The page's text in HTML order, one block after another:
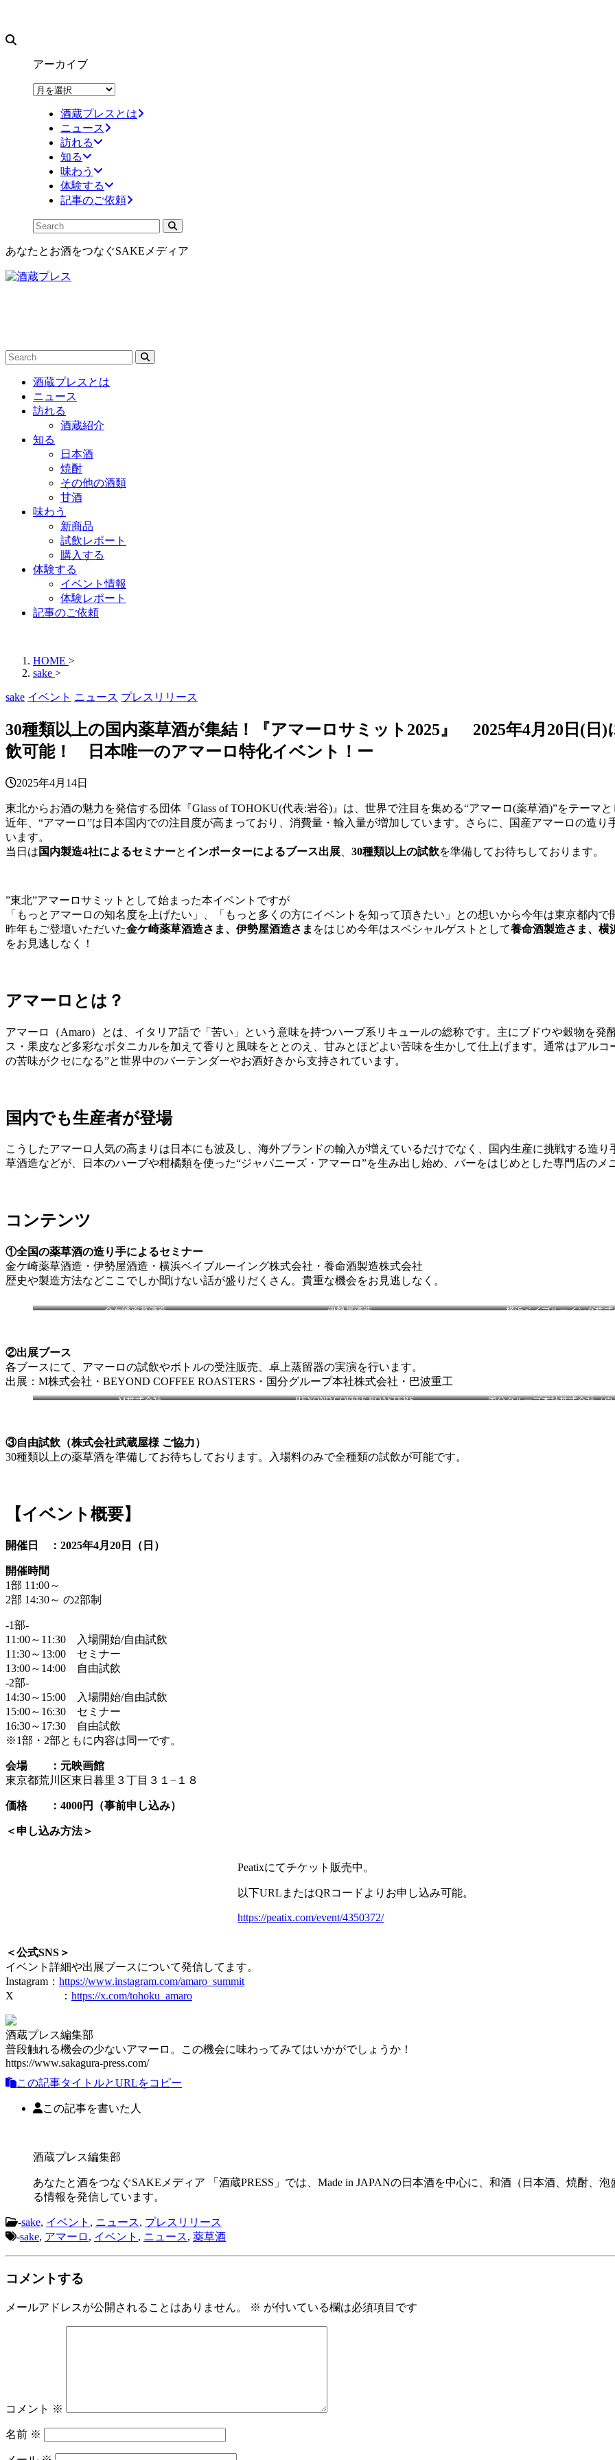
アーカイブ
ア
酒蔵プレスとは
ニュース
訪れる
知る
味わう
体験する
記事のご依頼
あなたとお酒をつなぐSAKEメディア
酒蔵プレスとは
ニュース
訪れる
酒蔵紹介
知る
日本酒
焼酎
その他の酒類
甘酒
味わう
新商品
試飲レポート
購入する
体験する
イベント情報
体験レポート
記事のご依頼
HOME >
sake >
sake イベント ニュース プレスリリース
30種類以上の国内薬草酒が集結！『アマーロサミット2025』 2025年4月20日(日
飲可能！ 日本唯一のアマーロ特化イベント！ー
2025年4月14日
東北からお酒の魅力を発信する団体『Glass of TOHOKU(代表:岩谷)』は、世界で注目を集める“アマーロ(薬草酒)”をテーマと
近年、“アマーロ”は日本国内での注目度が高まっており、消費量・輸入量が増加しています。さらに、国産アマーロの造
います。
当日は 国内製造4社によるセミナーと インポーターによるブース出展 30種類以上の試飲を準備してお待ちしております。
”東北”アマーロサミットとして始まった本イベントですが
「もっとアマーロの知名度を上げたい」、「もっと多くの方にイベントを知って頂きたい」との想いから今年は東京都内で
昨年もご登壇いただいた金ケ崎薬草酒造さま、伊勢屋酒造さま をはじめ今年はスペシャルゲストとして養命酒製造さま、横
をお見逃しなく！
アマーロとは？
アマーロ（Amaro）とは、イタリア語で「苦い」という意味を持つハーブ系リキュールの総称です。主にブドウや穀物を
ス・果皮など多彩なボタニカルを加えて香りと風味をととのえ、甘みとほどよい苦味を生かして仕上げます。通常はアル
の苦味がクセになる”と世界中のバーテンダーやお酒好きから支持されています。
国内でも生産者が登場
こうしたアマーロ人気の高まりは日本にも波及し、海外ブランドの輸入が増えているだけでなく、国内生産に挑戦する造
草酒造などが、日本のハーブや柑橘類を使った“ジャパニーズ・アマーロ”を生み出し始め、バーをはじめとした専門店のメ
コンテンツ
①全国の薬草酒の造り手によるセミナー
金ケ崎薬草酒造・伊勢屋酒造・横浜ベイブルーイング株式会社・養命酒製造株式会社
歴史や製造方法などここでしか聞けない話が盛りだくさん。貴重な機会をお見逃しなく。
金ケ崎薬草酒造
伊勢屋酒造
横浜ベイブルーイング株式
②出展ブース
各ブースにて、アマーロの試飲やボトルの受注販売、卓上蒸留器の実演を行います。
出展：M株式会社・BEYOND COFFEE ROASTERS・国分グループ本社株式会社・巴波重工
M株式会社
BEYOND COFFEE ROASTERS
国分グループ本社株式会社（
③自由試飲（株式会社武蔵屋様 ご協力）
30種類以上の薬草酒を準備してお待ちしております。入場料のみで全種類の試飲が可能です。
【イベント概要】
開催日 ：2025年4月20日（日）
開催時間
1部 11:00～
2部 14:30～ の2部制
-1部-
11:00～11:30 入場開始/自由試飲
11:30～13:00 セミナー
13:00～14:00 自由試飲
-2部-
14:30～15:00 入場開始/自由試飲
15:00～16:30 セミナー
16:30～17:30 自由試飲
※1部・2部ともに内容は同一です。
会場 ：元映画館
東京都荒川区東日暮里３丁目３１−１８
価格 ：4000円（事前申し込み）
＜申し込み方法＞
Peatixにてチケット販売中。
以下URLまたはQRコードよりお申し込み可能。
https://peatix.com/event/4350372/
＜公式SNS＞
イベント詳細や出展ブースについて発信してます。
Instagram： https://www.instagram.com/amaro_summit
X ： https://x.com/tohoku_amaro
酒蔵プレス編集部
普段触れる機会の少ないアマーロ。この機会に味わってみてはいかがでしょうか！
https://www.sakagura-press.com/
この記事タイトルとURLをコピー
この記事を書いた人
酒蔵プレス編集部
あなたと酒をつなぐSAKEメディア 「酒蔵PRESS」では、Made in JAPANの日本酒を中心に、和酒（日本酒、焼酎、
る情報を発信しています。
-sake, イベント , ニュース, プレスリリース
-sake, アマーロ , イベント , ニュース, 薬草酒
コメントする
メールアドレスが公開されることはありません。 ※ が付いている欄は必須項目です
コメント ※
名前 ※